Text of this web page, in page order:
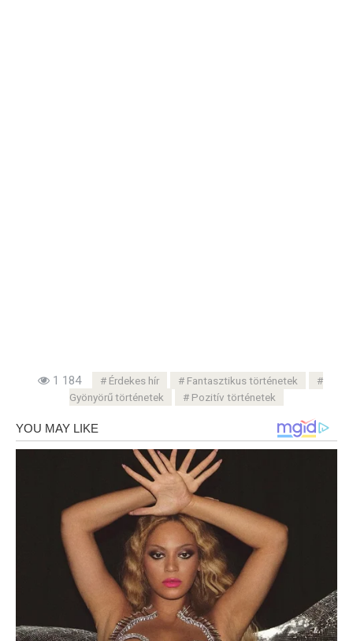
1 184 Érdekes hír
Fantasztikus történetek
Gyönyörű történetek
Pozitív történetek